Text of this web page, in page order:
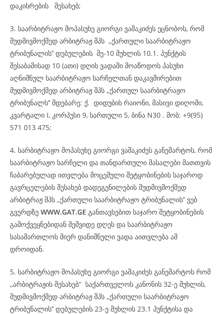
დაკისრების შესახებ;
3. საარბიტრაჟო მოპასუხე გიორგი ვაშაკიძეს ეცნობოს, რომ
მუდმივმოქმედ არბიტრაჟ შპს ,,ქართული საარბიტრაჟო
ტრიბუნალის’’ დებულების მე-10 მუხლის 10.1. პუნქტის
შესაბამისად 10 (ათი) დღის ვადაში მოაწოდოს პასუხი
აღნიშნულ საარბიტრაჟო სარჩელთან დაკავშირებით
მუდმივმოქმედ არბიტრაჟ შპს ,,ქართულ საარბიტრაჟო
ტრიბუნალს’’ მდებარე: ქ. დიდუბის რაიონი, მასივი დიღომი,
კვარტალი I, კორპუსი 9, სართული 5, ბინა N30 . მობ: +9(95)
571 013 475;
4. სარბიტრაჟო მოპასუხე გიორგი ვაშაკიძეს განემარტოს, რომ
საარბიტრაჟო სარჩელი და თანდართული მასალები მათთვის
ჩაბარებულად ითვლება მოცემული შეტყობინების საჯაროდ
გავრცელების შესახებ დადეგენილების მუდმივმოქმედ
არბიტრაჟ შპს ,,ქართული საარბიტრაჟო ტრიბუნალის’’ ვებ
გვერდზე WWW.GAT.GE განთავსებით საჯარო შეტყობინების
გამოქვეყნებიდან მეშვიდე დღეს და საარბიტრაჟო
სასამართლოს მიერ დანიშნული ვადა აითვლება ამ
დროიდან.
5. სარბიტრაჟო მოპასუხე გიორგი ვაშაკიძეს განემარტოს რომ
,,არბიტრაჟის შესახებ“ საქართველოს კანონის 32-ე მუხლის,
მუდმივმოქმედ არბიტრაჟ შპს ,,ქართული საარბიტრაჟო
ტრიბუნალის’’ დებულების 23-ე მუხლის 23.1 პუნქტისა და